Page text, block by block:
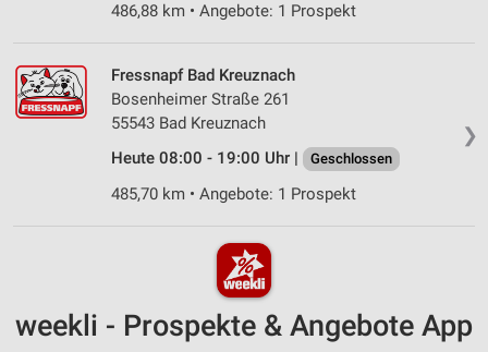
486,88 km • Angebote: 1 Prospekt
❯
Fressnapf Bad Kreuznach
Bosenheimer Straße 261
55543 Bad Kreuznach
Heute 08:00 - 19:00 Uhr |
Geschlossen
485,70 km • Angebote: 1 Prospekt
weekli - Prospekte & Angebote App